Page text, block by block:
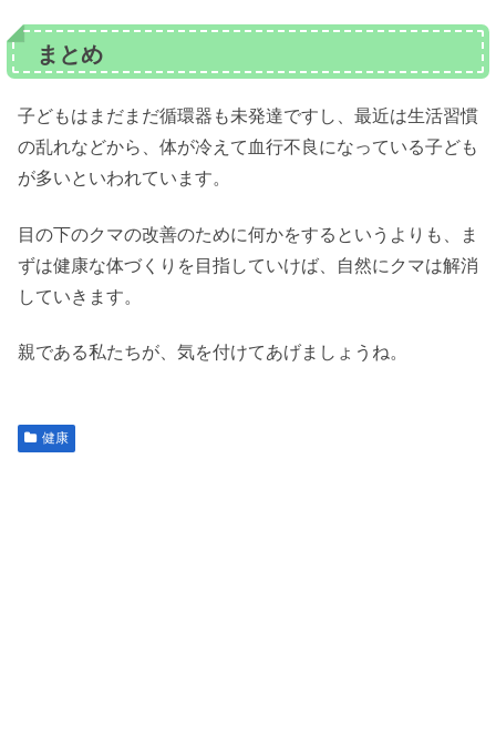
まとめ
子どもはまだまだ循環器も未発達ですし、最近は生活習慣
の乱れなどから、体が冷えて血行不良になっている子ども
が多いといわれています。
目の下のクマの改善のために何かをするというよりも、ま
ずは健康な体づくりを目指していけば、自然にクマは解消
していきます。
親である私たちが、気を付けてあげましょうね。
健康